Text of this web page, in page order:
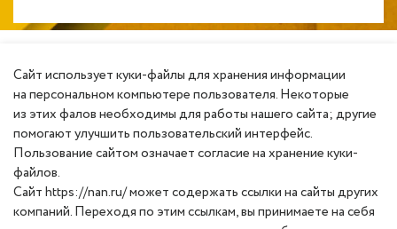
Сайт использует куки-файлы для хранения информации
на персональном компьютере пользователя. Некоторые
из этих фалов необходимы для работы нашего сайта; другие
помогают улучшить пользовательский интерфейс.
Пользование сайтом означает согласие на хранение куки-
файлов.
Сайт https://nan.ru/ может содержать ссылки на сайты других
компаний. Переходя по этим ссылкам, вы принимаете на себя